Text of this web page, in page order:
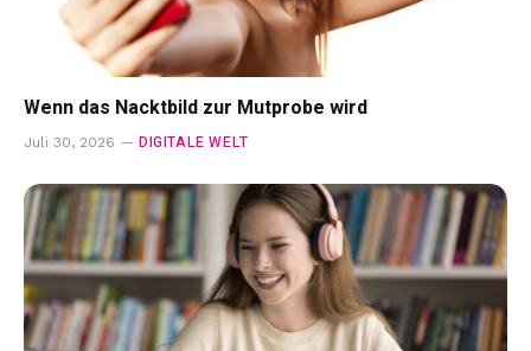
Wenn das Nacktbild zur Mutprobe wird
Juli 30, 2026 DIGITALE WELT